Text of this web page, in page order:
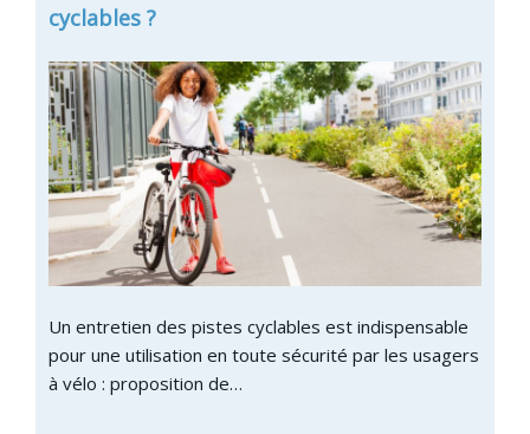
cyclables ?
Un entretien des pistes cyclables est indispensable
pour une utilisation en toute sécurité par les usagers
à vélo : proposition de…